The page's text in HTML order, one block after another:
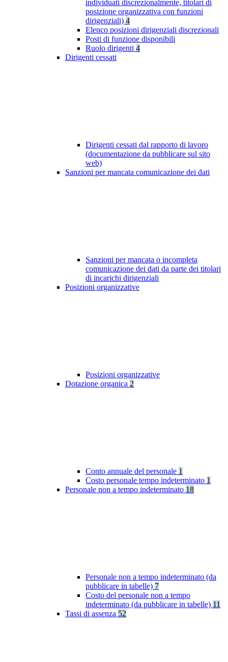
individuati discrezionalmente, titolari di
posizione organizzativa con funzioni
dirigenziali) 4
Elenco posizioni dirigenziali discrezionali
Posti di funzione disponibili
Ruolo dirigenti 4
Dirigenti cessati
Dirigenti cessati dal rapporto di lavoro
(documentazione da pubblicare sul sito
web)
Sanzioni per mancata comunicazione dei dati
Sanzioni per mancata o incompleta
comunicazione dei dati da parte dei titolari
di incarichi dirigenziali
Posizioni organizzative
Posizioni organizzative
Dotazione organica 2
Conto annuale del personale 1
Costo personale tempo indeterminato 1
Personale non a tempo indeterminato 18
Personale non a tempo indeterminato (da
pubblicare in tabelle) 7
Costo del personale non a tempo
indeterminato (da pubblicare in tabelle) 11
Tassi di assenza 52